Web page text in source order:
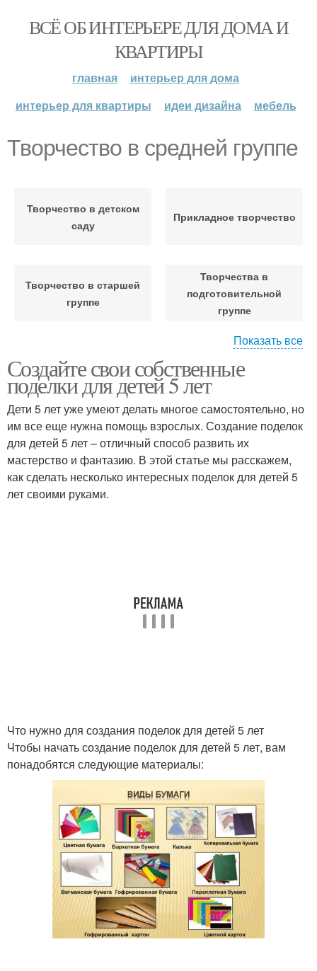
ВСЁ ОБ ИНТЕРЬЕРЕ ДЛЯ ДОМА И
КВАРТИРЫ
главная
интерьер для дома
интерьер для квартиры
идеи дизайна мебель
Творчество в средней группе
Творчество в детском
саду
Прикладное творчество
Творчество в старшей
группе
Творчества в
подготовительной
группе
Творчества в детском
саду
Показать все
Создайте свои собственные
поделки для детей 5 лет
Дети 5 лет уже умеют делать многое самостоятельно, но
им все еще нужна помощь взрослых. Создание поделок
для детей 5 лет – отличный способ развить их
мастерство и фантазию. В этой статье мы расскажем,
как сделать несколько интересных поделок для детей 5
лет своими руками.
Что нужно для создания поделок для детей 5 лет
Чтобы начать создание поделок для детей 5 лет, вам
понадобятся следующие материалы: